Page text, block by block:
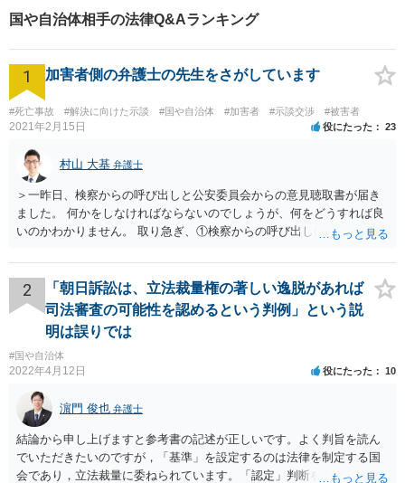
国や自治体相手の法律Q&Aランキング
1 加害者側の弁護士の先生をさがしています
#死亡事故 #解決に向けた示談 #国や自治体 #加害者 #示談交渉 #被害者
2021年2月15日 役にたった 23
村山 大基 弁護士
＞一昨日、検察からの呼び出しと公安委員会からの意見聴取書が届き
ました。 何かをしなければならないのでしょうが、何をどうすれば良
いのかわかりません。 取り急ぎ、①検察からの呼び出しにはきちんと
いいと思います。 ＞示談と刑事の両方を相談できる弁護士の先生をさ
がしております。 ネットでさがすとあまりの多さに戸惑っておりま
す。 どの方にお願いしても同じなのでしょうか。 話してみた感じや説
明など、いろいろ考慮して判断することになります。 書類が届いたば
かりで不安でしょうから、どこかしら相談に行ってみると良いと思い
ます。 複数の弁護士に相談されて決められるケースもありますし、は
じめに相談したところで依頼しなければならないわけではありませ
ん。
2
「朝日訴訟は、立法裁量権の著しい逸脱があれば
司法審査の可能性を認めるという判例」という説
明は誤りでは
#国や自治体
2022年4月12日 役にたった 10
濵門 俊也 弁護士
結論から申し上げますと参考書の記述が正しいです。よく判旨を読ん
でいただきたいのですが，「基準」を設定するのは法律を制定する国
会であり，立法裁量に委ねられています。「認定」判断をするのが行